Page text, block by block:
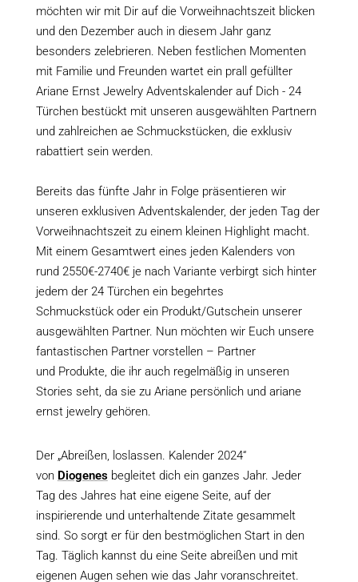
möchten wir mit Dir auf die Vorweihnachtszeit blicken
und den Dezember auch in diesem Jahr ganz
besonders zelebrieren. Neben festlichen Momenten
mit Familie und Freunden wartet ein prall gefüllter
Ariane Ernst Jewelry Adventskalender auf Dich - 24
Türchen bestückt mit unseren ausgewählten Partnern
und zahlreichen ae Schmuckstücken, die exklusiv
rabattiert sein werden.
Bereits das fünfte Jahr in Folge präsentieren wir
unseren exklusiven Adventskalender, der jeden Tag der
Vorweihnachtszeit zu einem kleinen Highlight macht.
Mit einem Gesamtwert eines jeden Kalenders von
rund 2550€-2740€ je nach Variante verbirgt sich hinter
jedem der 24 Türchen ein begehrtes
Schmuckstück oder ein Produkt/Gutschein unserer
ausgewählten Partner. Nun möchten wir Euch unsere
fantastischen Partner vorstellen – Partner
und Produkte, die ihr auch regelmäßig in unseren
Stories seht, da sie zu Ariane persönlich und ariane
ernst jewelry gehören.
Der „Abreißen, loslassen. Kalender 2024“
von Diogenes begleitet dich ein ganzes Jahr. Jeder
Tag des Jahres hat eine eigene Seite, auf der
inspirierende und unterhaltende Zitate gesammelt
sind. So sorgt er für den bestmöglichen Start in den
Tag. Täglich kannst du eine Seite abreißen und mit
eigenen Augen sehen wie das Jahr voranschreitet.